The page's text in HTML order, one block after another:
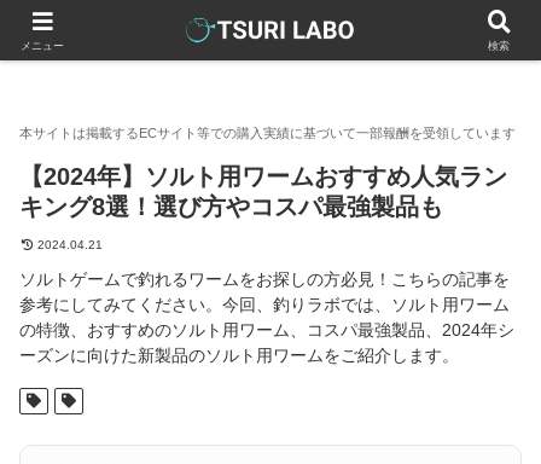
釣りラボマガジン 釣具（釣り道具） ルアー
【2024年】ソルト用ワームおすすめ人気ラン
キング8選！選び方やコスパ最強製品も
2024.04.21
ソルトゲームで釣れるワームをお探しの方必見！こちらの記事を
参考にしてみてください。今回、釣りラボでは、ソルト用ワーム
の特徴、おすすめのソルト用ワーム、コスパ最強製品、2024年シ
ーズンに向けた新製品のソルト用ワームをご紹介します。
メニュー 検索